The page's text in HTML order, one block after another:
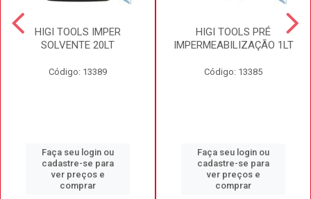
HIGI TOOLS IMPER
SOLVENTE 20LT
Código: 13389
Faça seu login ou
cadastre-se para
ver preços e
comprar
HIGI TOOLS PRÉ
IMPERMEABILIZAÇÃO 1LT
Código: 13385
Faça seu login ou
cadastre-se para
ver preços e
comprar